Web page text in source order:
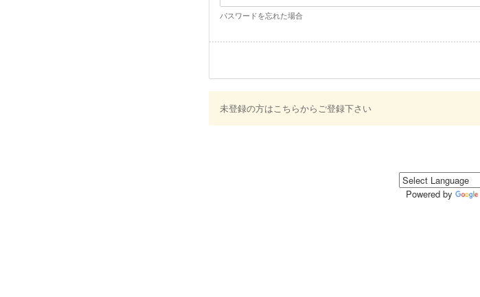
パスワードを忘れた場合
未登録の方はこちらからご登録下さい
Powered by